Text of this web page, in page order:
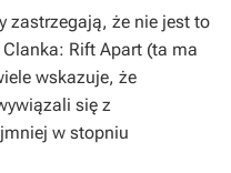
zastrzegają, że nie jest to
Clanka: Rift Apart (ta ma
wskazuje, że
się z
w stopniu